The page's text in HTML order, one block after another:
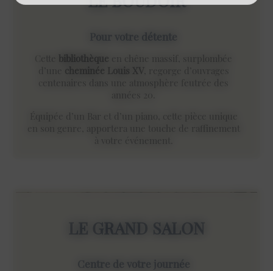
Pour votre détente
Cette bibliothèque en chêne massif, surplombée
cheminée Louis XV
Équipée d’un Bar et d’un piano, cette pièce unique
LE GRAND SALON
Centre de votre journée